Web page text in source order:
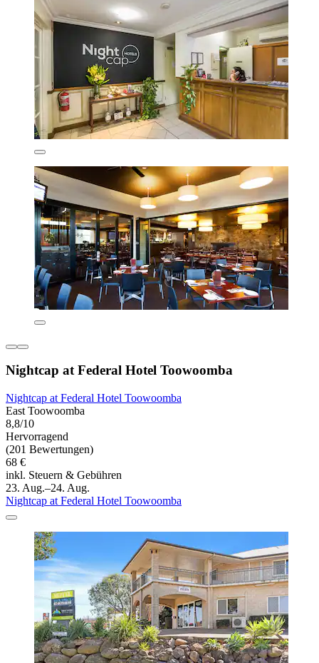
Nightcap at Federal Hotel Toowoomba
Nightcap at Federal Hotel Toowoomba
East Toowoomba
8,8/10
Hervorragend
(201 Bewertungen)
68 €
inkl. Steuern & Gebühren
23. Aug.–24. Aug.
Nightcap at Federal Hotel Toowoomba